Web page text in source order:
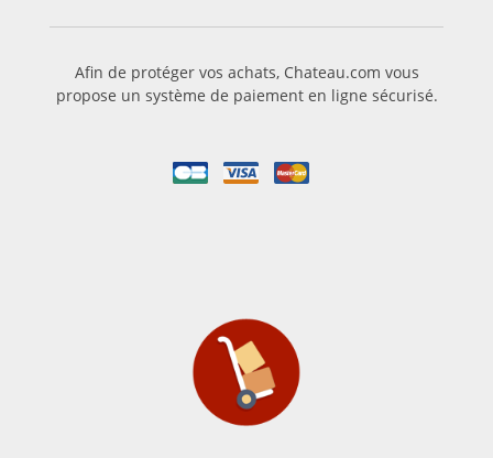
Afin de protéger vos achats, Chateau.com vous
propose un système de paiement en ligne sécurisé.